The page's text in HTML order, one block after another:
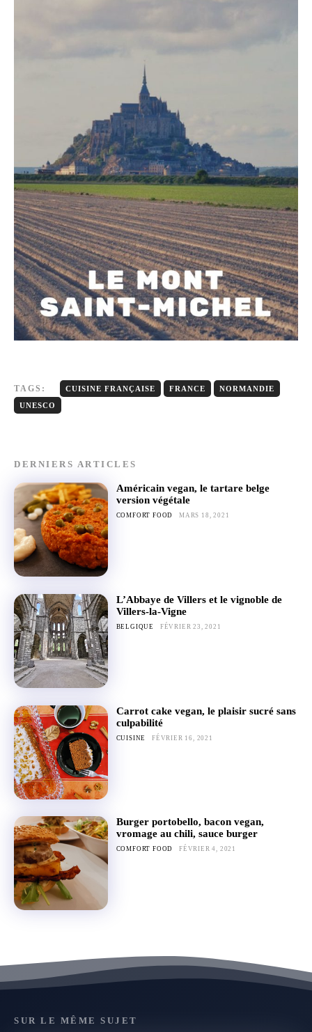
TAGS: CUISINE FRANÇAISE FRANCE
NORMANDIE
UNESCO
DERNIERS ARTICLES
Américain vegan, le tartare belge
version végétale
COMFORT FOOD MARS 18, 2021
L’Abbaye de Villers et le vignoble de
Villers-la-Vigne
BELGIQUE FÉVRIER 23, 2021
Carrot cake vegan, le plaisir sucré sans
culpabilité
CUISINE FÉVRIER 16, 2021
Burger portobello, bacon vegan,
vromage au chili, sauce burger
COMFORT FOOD FÉVRIER 4, 2021
SUR LE MÊME SUJET